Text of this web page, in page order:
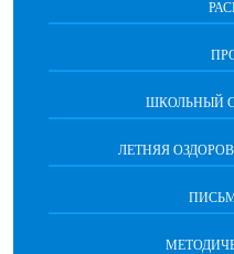
ШКОЛЬНЫЙ
ЛЕТНЯЯ